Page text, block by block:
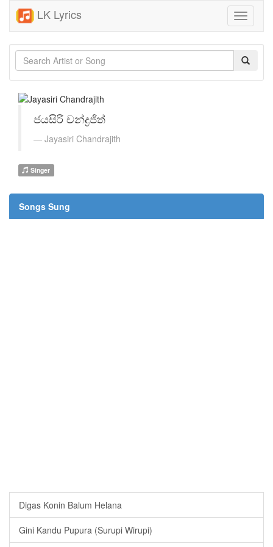
LK Lyrics
Toggle
ජයසිරි චන්ද්‍රජිත්
Jayasiri Chandrajith
Singer
Songs Sung
Digas Konin Balum Helana
Gini Kandu Pupura (Surupi Wirupi)